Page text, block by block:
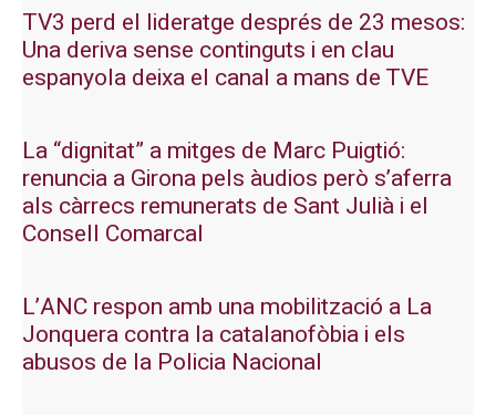
TV3 perd el lideratge després de 23 mesos:
Una deriva sense continguts i en clau
espanyola deixa el canal a mans de TVE
La “dignitat” a mitges de Marc Puigtió:
renuncia a Girona pels àudios però s’aferra
als càrrecs remunerats de Sant Julià i el
Consell Comarcal
L’ANC respon amb una mobilització a La
Jonquera contra la catalanofòbia i els
abusos de la Policia Nacional